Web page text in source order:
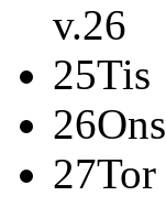
v.26
25Tis
26Ons
27Tor